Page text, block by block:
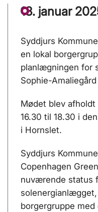
13. januar
Syddjurs
en lokal
planlægningen for
Sophie-
Mødet blev afholdt
16.30 til 18.30 i
i Hornslet.
Syddjurs
Copenhagen
nuværende status
borgergruppe